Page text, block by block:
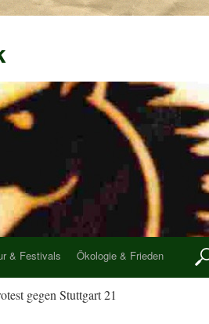
& Festivals Ökologie & Frieden
gegen Stuttgart 21